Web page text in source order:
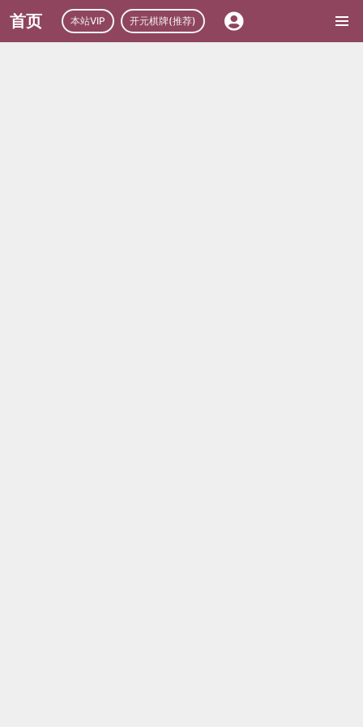
首页 本站VIP 开元棋牌(推荐)